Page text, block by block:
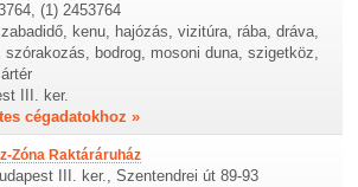
(1) 2453764
kenu, hajózás, vizitúra, rába, dráva,
szórakozás, bodrog, mosoni duna, szigetköz,
III. ker.
cégadatokhoz »
Zóna Raktáráruház
III. ker., Szentendrei út 89-93